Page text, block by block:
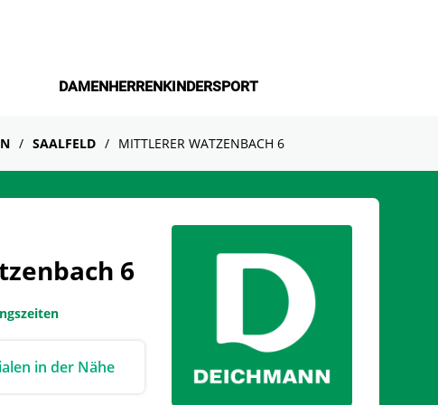
DAMENHERRENKINDERSPORT
SAALFELD MITTLERER WATZENBACH 6
6
in der Nähe